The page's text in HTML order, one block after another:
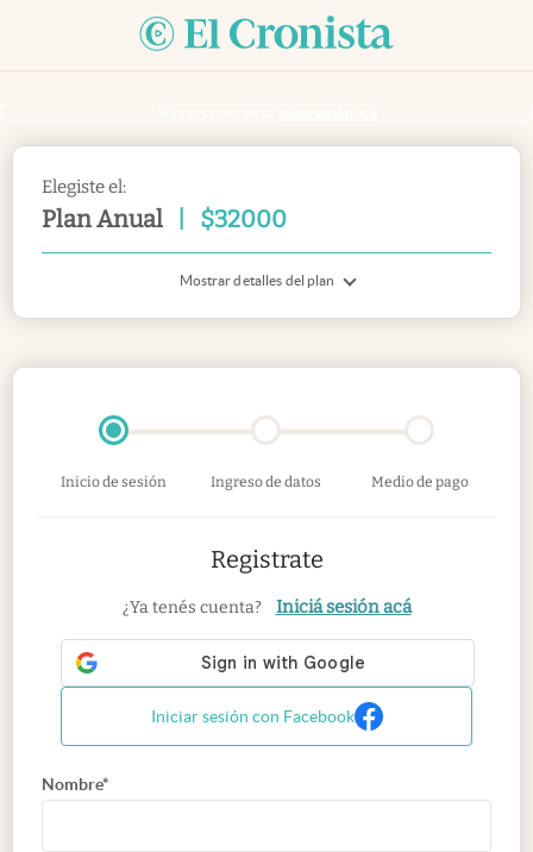
Elegiste el:
Plan Anual $32000
Mostrar detalles del plan
Inicio de sesión Ingreso de datos Medio de pago
Registrate
¿Ya tenés cuenta? Iniciá sesión acá
Iniciar sesión con Facebook
Nombre*